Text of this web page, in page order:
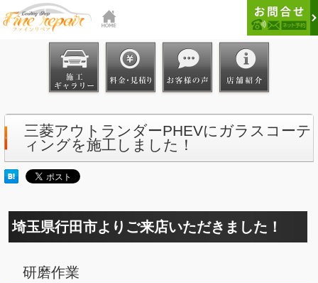
三菱アウトランダーPHEVにガラスコーテ
ィングを施工しました！
埼玉県行田市よりご来店いただきました！
研磨作業